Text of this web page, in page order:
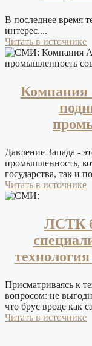
В последнее время
интерес....
Читать в источнике
Компания
Давление Запада -
промышленность,
государства, так и
Читать в источнике
ЛСТК
Присматриваясь к
вопросом: не
что брус вроде как
Читать в источнике